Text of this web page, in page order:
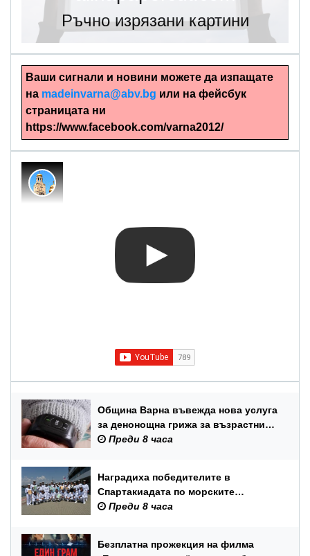
Ръчно изрязани картини
Ваши сигнали и новини можете да изпащате
на madeinvarna@abv.bg или на фейсбук
страницата ни
https://www.facebook.com/varna2012/
Община Варна въвежда нова услуга
за денонощна грижа за възрастни
хора и лица с трайни увреждания
Преди 8 часа
Наградиха победителите в
Спартакиадата по морските
спортове на Военноморските сили
Преди 8 часа
Безплатна прожекция на филма